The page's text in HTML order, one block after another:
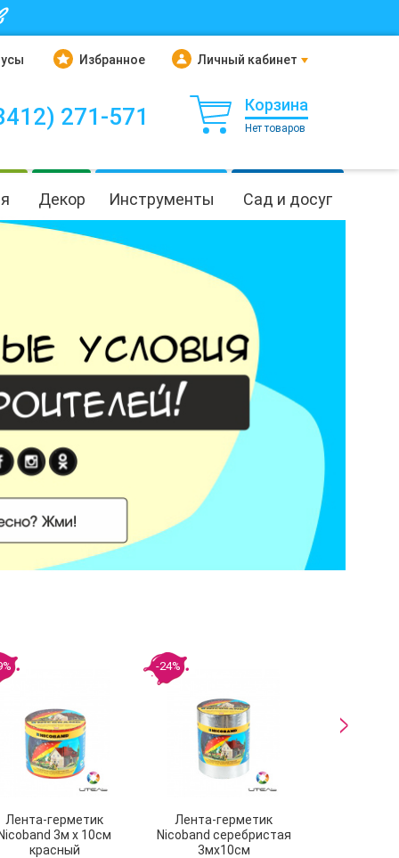
Избранное Личный кабинет
271-571 Корзина
Нет товаров
Декор Инструменты Сад и досуг
Лента-герметик
3м х 10см
красный
-24%
Лента-герметик
Nicoband серебристая
3мх10см